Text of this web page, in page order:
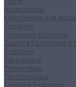
Аксессуары
Крепления для
Серфинг
Грузовые корзины
Защита бамперов и
Коврики
Багажника
Резиновые
Текстильные
Сумки и Рюкзаки